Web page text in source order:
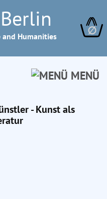
and Humanities ∅
MENÜ
- Kunst als